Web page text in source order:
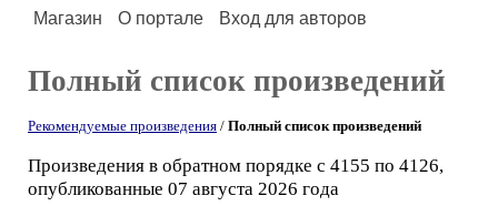
Магазин
О портале Вход для авторов
Полный список произведений
Рекомендуемые произведения / Полный список произведений
Произведения в обратном порядке с 4155 по 4126,
опубликованные 07 августа 2026 года